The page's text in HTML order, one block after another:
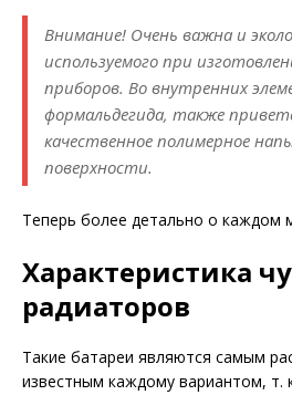
Внимание! Очень важна и
используемого при
приборов. Во внутренних
формальдегида, также
качественное полимерное
поверхности.
Теперь более детально о каждом
Характеристика
радиаторов
Такие батареи являются самым
известным каждому вариантом, т.